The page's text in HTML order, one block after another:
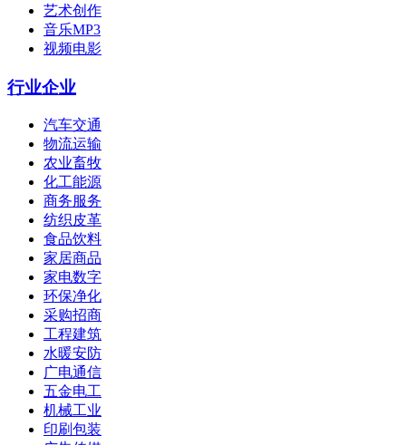
艺术创作
音乐MP3
视频电影
行业企业
汽车交通
物流运输
农业畜牧
化工能源
商务服务
纺织皮革
食品饮料
家居商品
家电数字
环保净化
采购招商
工程建筑
水暖安防
广电通信
五金电工
机械工业
印刷包装